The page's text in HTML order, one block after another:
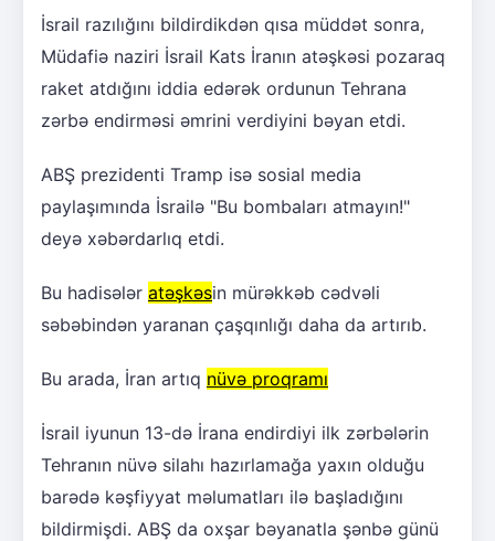
İsrail razılığını bildirdikdən qısa müddət sonra,
Müdafiə naziri İsrail Kats İranın atəşkəsi pozaraq
raket atdığını iddia edərək ordunun Tehrana
zərbə endirməsi əmrini verdiyini bəyan etdi.
ABŞ prezidenti Tramp isə sosial media
paylaşımında İsrailə "Bu bombaları atmayın!"
deyə xəbərdarlıq etdi.
Bu hadisələr atəşkəsin mürəkkəb cədvəli
səbəbindən yaranan çaşqınlığı daha da artırıb.
Bu arada, İran artıq nüvə proqramı
İsrail iyunun 13-də İrana endirdiyi ilk zərbələrin
Tehranın nüvə silahı hazırlamağa yaxın olduğu
barədə kəşfiyyat məlumatları ilə başladığını
bildirmişdi. ABŞ da oxşar bəyanatla şənbə günü